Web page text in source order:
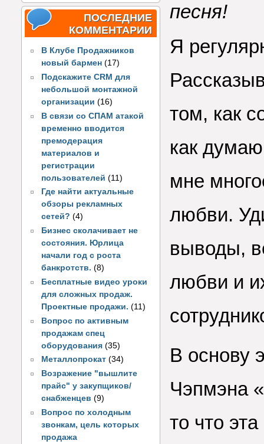
ПОСЛЕДНИЕ
КОММЕНТАРИИ
В Клубе Продажников
новый бармен (17)
Подскажите CRM для
небольшой монтажной
организации (16)
В связи со СПАМ атакой
временно вводится
премодерация
материалов и
регистрации
пользователей(11)
Где найти актуальные
обзоры рекламных
сетей? (4)
Бизнес сколачивает не
состояния. Юрлица
начали год с роста
банкротств. (8)
Бесплатные видео уроки
для сложных продаж.
Проектные продажи. (11)
Вопрос по активным
продажам спец
оборудования (35)
Металлопрокат (34)
Возражение "вышлите
прайс" у закупщиков/
снабженцев (9)
Вопрос по холодным
звонкам, цель которых
продажа
песня!
Я
том, как
как
мне
любви.
выводы,
любви и
В основу
Чэпмэна
то что